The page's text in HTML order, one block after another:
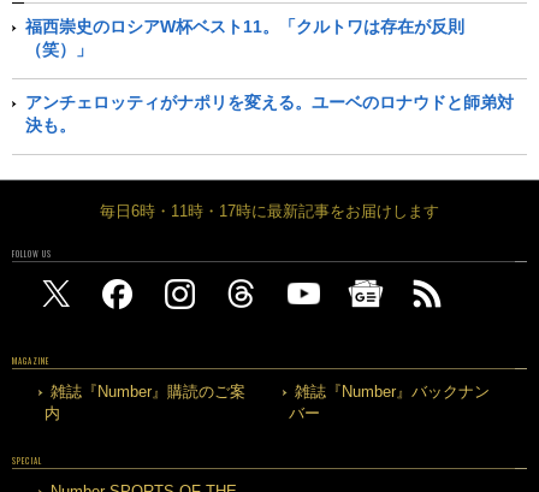
福西崇史のロシアW杯ベスト11。「クルトワは存在が反則
（笑）」
アンチェロッティがナポリを変える。ユーベのロナウドと師弟対
決も。
毎日6時・11時・17時に最新記事をお届けします
FOLLOW US
MAGAZINE
雑誌『Number』購読のご案
内
雑誌『Number』バックナン
バー
SPECIAL